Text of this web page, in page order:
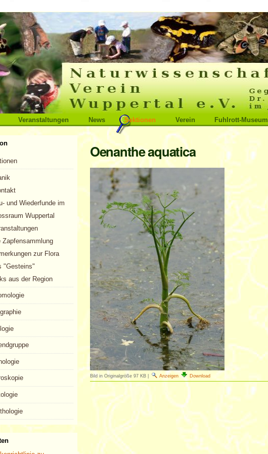
Veranstaltungen News Sektionen Verein Fuhlrott-Museum
Oenanthe aquatica
Bild in Originalgröße 97 KB Anzeigen Download
und Wiederfunde im
Wuppertal
Zapfensammlung
zur Flora
"Gesteins"
aus der Region